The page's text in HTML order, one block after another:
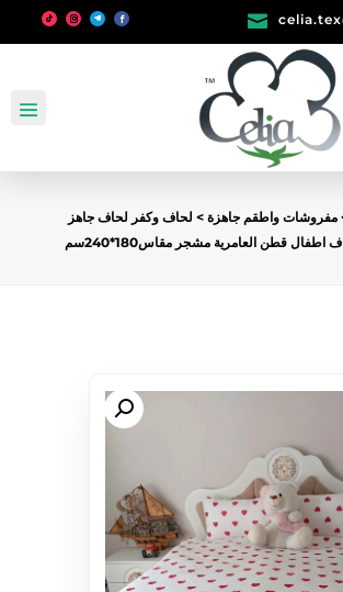

مفروشات واطقم جاهزة> لحاف وكفر لحاف جاهز
اطفال قطن العامرية مشجر مقاس180*240سم